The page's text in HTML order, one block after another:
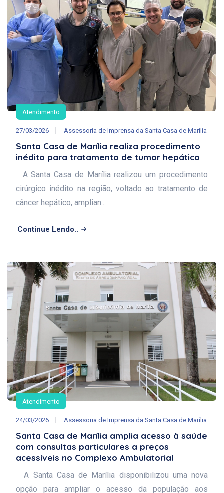
Atendimento
27/03/2026 Assessoria de Imprensa da Santa Casa de Marília
Santa Casa de Marília realiza procedimento
inédito para tratamento de tumor hepático
A Santa Casa de Marília realizou um procedimento
cirúrgico inédito na região, voltado ao tratamento de
câncer hepático, amplian...
Continue Lendo..
Atendimento
24/03/2026 Assessoria de Imprensa da Santa Casa de Marília
Santa Casa de Marília amplia acesso à saúde
com consultas particulares a preços
acessíveis no Complexo Ambulatorial
A Santa Casa de Marília disponibilizou uma nova
opção para ampliar o acesso da população aos